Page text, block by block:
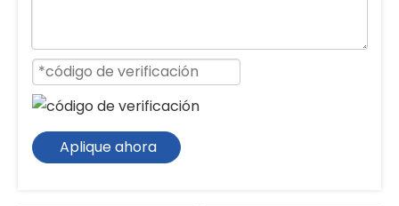
Aplique ahora